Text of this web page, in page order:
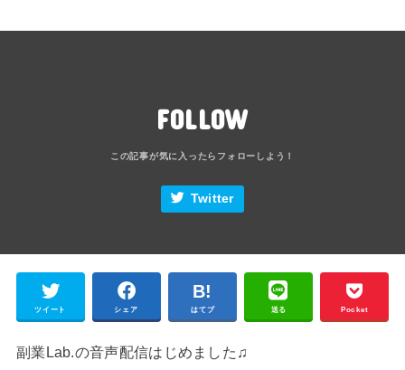
FOLLOW
Twitter
ツイート シェア はてブ 送る Pocket
副業Lab.の音声配信はじめました♫